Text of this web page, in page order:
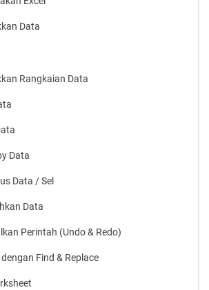
Data
Rangkaian Data
Data
Data / Sel
Data
Perintah (Undo & Redo)
Find & Replace